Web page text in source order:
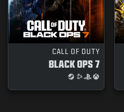
CALL OF DUTY
BLACK OPS 7